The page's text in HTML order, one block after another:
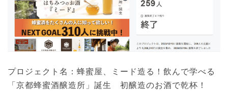
プロジェクト名：蜂蜜屋、ミード造る！飲んで学べる
「京都蜂蜜酒醸造所」誕生 初醸造のお酒で乾杯！